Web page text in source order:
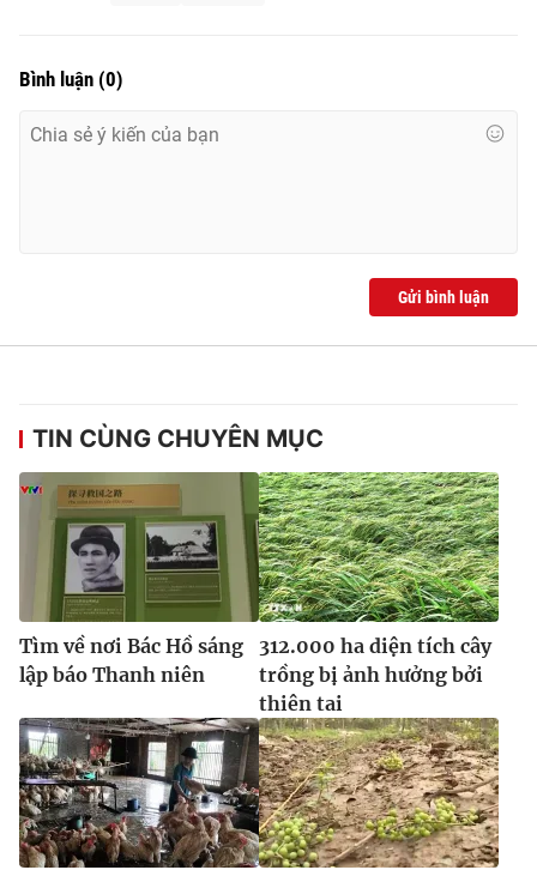
Bình luận (0)
Gửi bình luận
TIN CÙNG CHUYÊN MỤC
Tìm về nơi Bác Hồ sáng
lập báo Thanh niên
312.000 ha diện tích cây
trồng bị ảnh hưởng bởi
thiên tai